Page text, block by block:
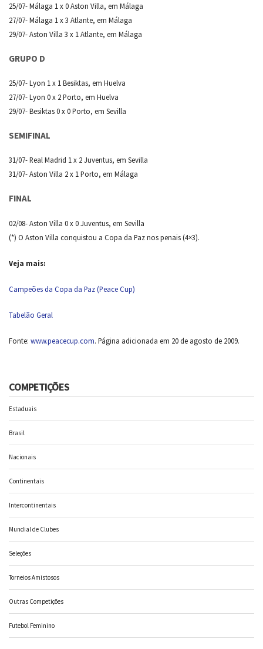
25/07- Málaga 1 x 0 Aston Villa, em Málaga
27/07- Málaga 1 x 3 Atlante, em Málaga
29/07- Aston Villa 3 x 1 Atlante, em Málaga
GRUPO D
25/07- Lyon 1 x 1 Besiktas, em Huelva
27/07- Lyon 0 x 2 Porto, em Huelva
29/07- Besiktas 0 x 0 Porto, em Sevilla
SEMIFINAL
31/07- Real Madrid 1 x 2 Juventus, em Sevilla
31/07- Aston Villa 2 x 1 Porto, em Málaga
FINAL
02/08- Aston Villa 0 x 0 Juventus, em Sevilla
(*) O Aston Villa conquistou a Copa da Paz nos penais (4×3).
Veja mais:
Campeões da Copa da Paz (Peace Cup)
Tabelão Geral
Fonte: www.peacecup.com. Página adicionada em 20 de agosto de 2009.
COMPETIÇÕES
Estaduais
Brasil
Nacionais
Continentais
Intercontinentais
Mundial de Clubes
Seleções
Torneios Amistosos
Outras Competições
Futebol Feminino